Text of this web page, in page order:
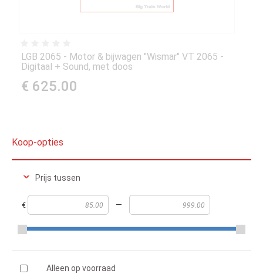
Koop-opties
Prijs tussen
€ —
Alleen op voorraad
LGB 2065 - Motor & bijwagen "Wismar" VT 2065 -
Digitaal + Sound, met doos
€ 625.00